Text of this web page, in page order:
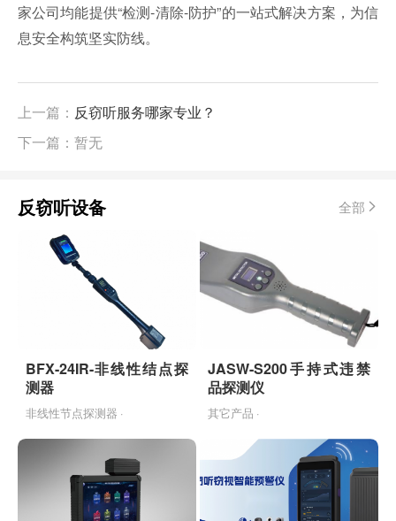
家公司均能提供“检测-清除-防护”的一站式解决方案，为信
息安全构筑坚实防线。
上一篇： 反窃听服务哪家专业？
下一篇：暂无
反窃听设备 全部
BFX-24IR-非线性结点探
测器
非线性节点探测器 ·
JASW-S200手持式违禁
品探测仪
其它产品 ·